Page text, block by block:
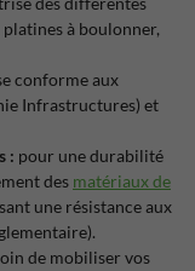
à boulonner,
conforme aux
Infrastructures) et
: pour une durabilité
des matériaux de
une résistance aux
de mobiliser vos